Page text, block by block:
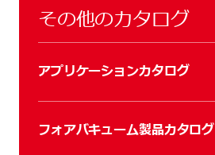
その他のカタログ
アプリケーションカタログ
フォアバキューム製品カタログ